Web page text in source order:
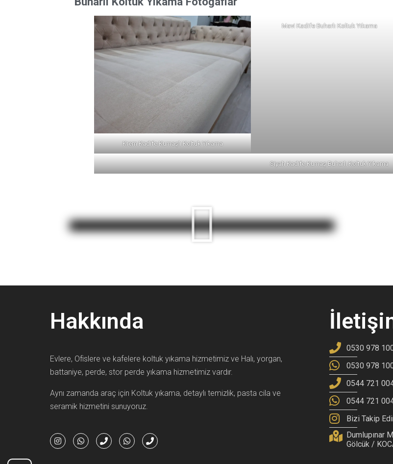
Krem Kadife Kumaşlı Koltuk Yıkama
Mavi Kadife Buharlı Koltuk Yıkama
Siyah Kadife Kumaş Buharlı Koltuk Yıkama
Hakkında
Evlere, Ofislere ve kafelere koltuk yıkama hizmetimiz ve Halı, yorgan,
battaniye, perde, stor perde yıkama hizmetimiz vardır.
Aynı zamanda araç için Koltuk yıkama, detaylı temizlik, pasta cila ve
seramik hizmetini sunuyoruz.
0530 978
0530 978
0544 721
0544 721
Bizi Takip
Dumlupınar
Gölcük /